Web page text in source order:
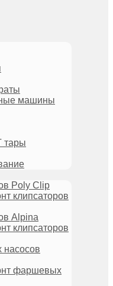
машины
тары
Poly Clip
клипсаторов
Alpina
клипсаторов
фаршевых